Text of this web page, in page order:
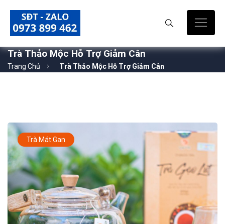
Trà Thảo Mộc Hỗ Trợ Giảm Cân
Trang Chủ Trà Thảo Mộc Hỗ Trợ Giảm Cân
Trà Mát Gan